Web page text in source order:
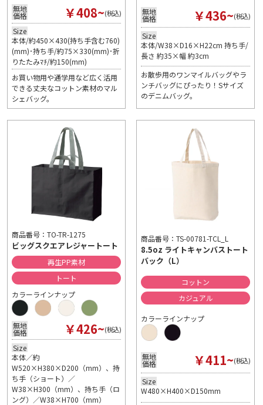
無地
価格 ￥408~(税込)
Size
本体/約450×430(持ち手含む760)
(mm)･持ち手/約75×330(mm)･折
りたたみﾏﾁ/約150(mm)
お買い物用や通学用など広く活用
できる丈夫なコットン素材のマル
シェバッグ。
無地
価格 ￥436~(税込)
Size
本体/W38×D16×H22cm 持ち手/
長さ 約35×幅 約3cm
お散歩用のワンマイルバッグやラ
ンチバッグにぴったり！Sサイズ
のデニムバッグ。
商品番号：TO-TR-1275
ビッグスクエアレジャートート
再生PP素材
トート
カラーラインナップ
無地
価格 ￥426~(税込)
Size
本体／約
W520×H380×D200（mm）、持
ち手（ショート）／
W38×H300（mm）、持ち手（ロ
ング）／W38×H700（mm）
商品番号：TS-00781-TCL_L
8.5oz ライトキャンバストート
バック（L）
コットン
カジュアル
カラーラインナップ
無地
価格 ￥411~(税込)
Size
W480×H400×D150mm